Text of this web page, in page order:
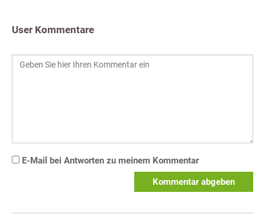
User Kommentare
E-Mail bei Antworten zu meinem Kommentar
Kommentar abgeben